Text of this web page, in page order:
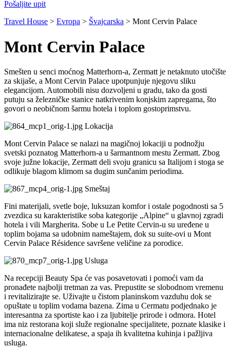
Pošaljite upit
Travel House > Evropa > Švajcarska > Mont Cervin Palace
Mont Cervin Palace
Smešten u senci moćnog Matterhorn-a, Zermatt je netaknuto utočište
za skijaše, a Mont Cervin Palace upotpunjuje njegovu sliku
elegancijom. Automobili nisu dozvoljeni u gradu, tako da gosti
putuju sa železničke stanice natkrivenim konjskim zapregama, što
govori o neobičnom šarmu hotela i toplom gostoprimstvu.
Lokacija
Mont Cervin Palace se nalazi na magičnoj lokaciji u podnožju
svetski poznatog Matterhorn-a u šarmantnom mestu Zermatt. Zbog
svoje južne lokacije, Zermatt deli svoju granicu sa Italijom i stoga se
odlikuje blagom klimom sa dugim sunčanim periodima.
Smeštaj
Fini materijali, svetle boje, luksuzan komfor i ostale pogodnosti sa 5
zvezdica su karakteristike soba kategorije „Alpine“ u glavnoj zgradi
hotela i vili Margherita. Sobe u Le Petite Cervin-u su uređene u
toplim bojama sa udobnim nameštajem, dok su suite-ovi u Mont
Cervin Palace Résidence savršene veličine za porodice.
Usluga
Na recepciji Beauty Spa će vas posavetovati i pomoći vam da
pronađete najbolji tretman za vas. Prepustite se slobodnom vremenu
i revitalizirajte se. Uživajte u čistom planinskom vazduhu dok se
opuštate u toplim vodama bazena. Zima u Cermatu podjednako je
interesantna za sportiste kao i za ljubitelje prirode i odmora. Hotel
ima niz restorana koji služe regionalne specijalitete, poznate klasike i
internacionalne delikatese, a spaja ih kvalitetna kuhinja i pažljiva
usluga.